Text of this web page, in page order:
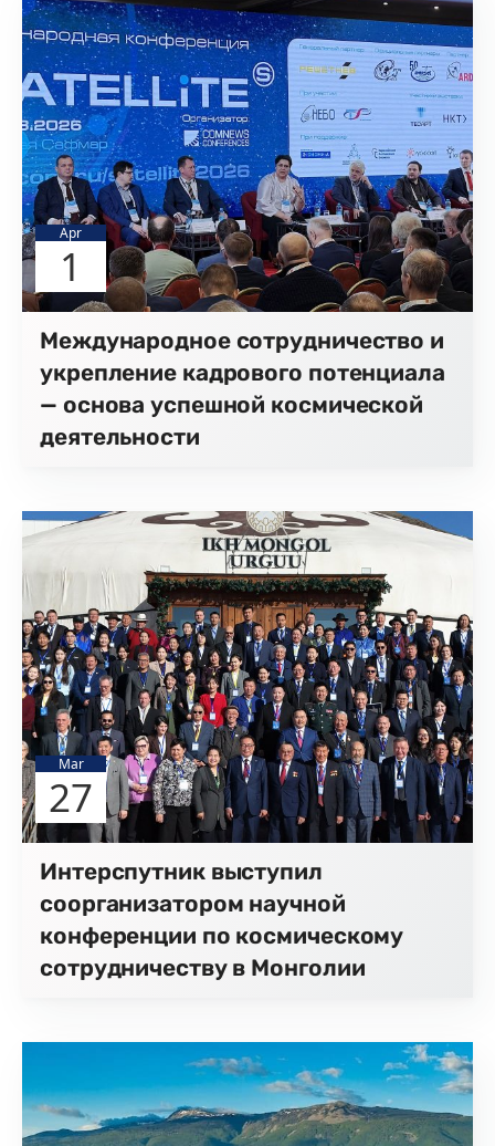
Apr
1
Международное сотрудничество и
укрепление кадрового потенциала
— основа успешной космической
деятельности
Mar
27
Интерспутник выступил
соорганизатором научной
конференции по космическому
сотрудничеству в Монголии